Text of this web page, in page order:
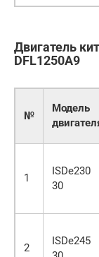
Двигатель
DFL1250A9
№
Модель
1
ISDe230
30
2
ISDe245